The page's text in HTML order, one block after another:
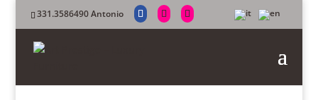
331.3586490 Antonio